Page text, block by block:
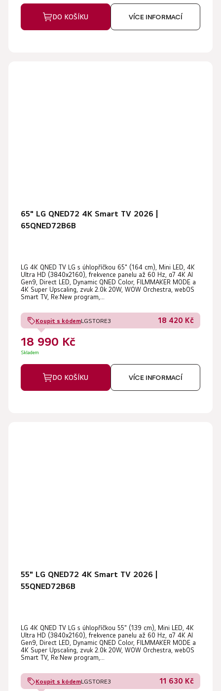
DO KOŠÍKU VÍCE INFORMACÍ
65" LG QNED72 4K Smart TV 2026 |
65QNED72B6B
LG 4K QNED TV LG s úhlopříčkou 65" (164 cm), Mini LED, 4K
Ultra HD (3840x2160), frekvence panelu až 60 Hz, α7 4K AI
Gen9, Direct LED, Dynamic QNED Color, FILMMAKER MODE a
4K Super Upscaling, zvuk 2.0k 20W, WOW Orchestra, webOS
Smart TV, Re:New program,...
Koupit s kódemLGSTORE3 18 420 Kč
18 990 Kč
Skladem
DO KOŠÍKU VÍCE INFORMACÍ
55" LG QNED72 4K Smart TV 2026 |
55QNED72B6B
LG 4K QNED TV LG s úhlopříčkou 55" (139 cm), Mini LED, 4K
Ultra HD (3840x2160), frekvence panelu až 60 Hz, α7 4K AI
Gen9, Direct LED, Dynamic QNED Color, FILMMAKER MODE a
4K Super Upscaling, zvuk 2.0k 20W, WOW Orchestra, webOS
Smart TV, Re:New program,...
Koupit s kódemLGSTORE3 11 630 Kč